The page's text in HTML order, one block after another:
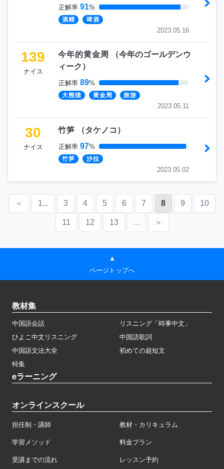
正解率 91%
酒精 啤酒
2023.05.16
139
ナイス
今年的黄金周 （今年のゴールデンウ
ィーク ）
正解率 89%
大熊猫 黄金周 旅游
2023.05.11
30
ナイス
竹笋 （タケノコ ）
正解率 97%
竹笋 沙拉
2023.05.02
＜ 1... 3 4 5 6 7 8 9 10
11 12 13 ... ＞
▲
ページトップへ
教材集
中国語会話
リスニング「時事中文」
ひよこ中文リスニング
中国語歌詞
中国語文法大全
初めての超短文
特集
eラーニング
オンラインスクール
担任制・講師 教材・カリキュラム
学習メソッド 料金プラン
受講までの流れ レッスン予約